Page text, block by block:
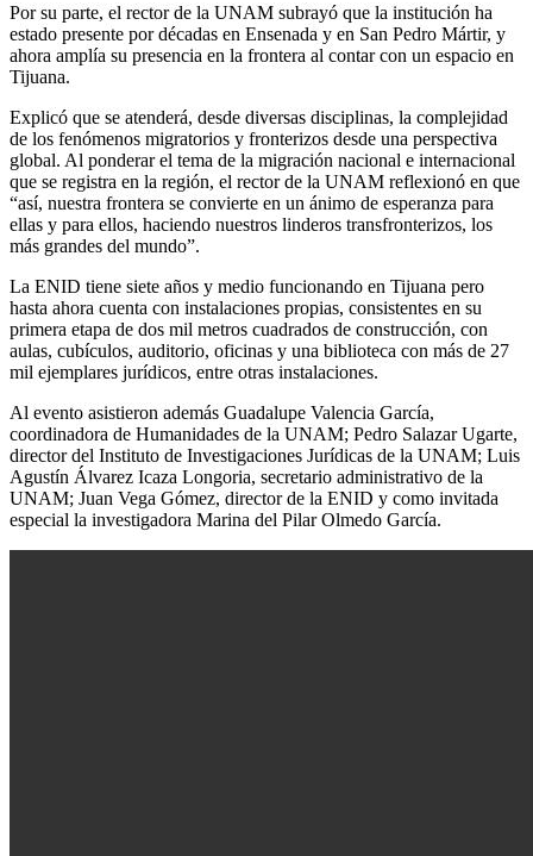
Por su parte, el rector de la UNAM subrayó que la institución ha
estado presente por décadas en Ensenada y en San Pedro Mártir, y
ahora amplía su presencia en la frontera al contar con un espacio en
Tijuana.
Explicó que se atenderá, desde diversas disciplinas, la complejidad
de los fenómenos migratorios y fronterizos desde una perspectiva
global. Al ponderar el tema de la migración nacional e internacional
que se registra en la región, el rector de la UNAM reflexionó en que
“así, nuestra frontera se convierte en un ánimo de esperanza para
ellas y para ellos, haciendo nuestros linderos transfronterizos, los
más grandes del mundo”.
La ENID tiene siete años y medio funcionando en Tijuana pero
hasta ahora cuenta con instalaciones propias, consistentes en su
primera etapa de dos mil metros cuadrados de construcción, con
aulas, cubículos, auditorio, oficinas y una biblioteca con más de 27
mil ejemplares jurídicos, entre otras instalaciones.
Al evento asistieron además Guadalupe Valencia García,
coordinadora de Humanidades de la UNAM; Pedro Salazar Ugarte,
director del Instituto de Investigaciones Jurídicas de la UNAM; Luis
Agustín Álvarez Icaza Longoria, secretario administrativo de la
UNAM; Juan Vega Gómez, director de la ENID y como invitada
especial la investigadora Marina del Pilar Olmedo García.